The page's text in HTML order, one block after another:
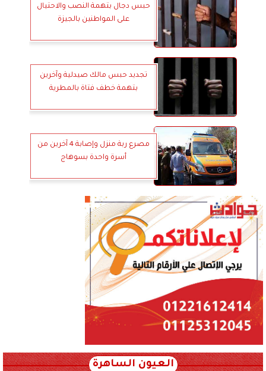
حبس دجال بتهمة النصب والاحتيال
على المواطنين بالجيزة
تجديد حبس مالك صيدلية وآخرين
بتهمة خطف فتاة بالمطرية
مصرع ربة منزل وإصابة 4 آخرين من
أسرة واحدة بسوهاج
العيون الساهرة